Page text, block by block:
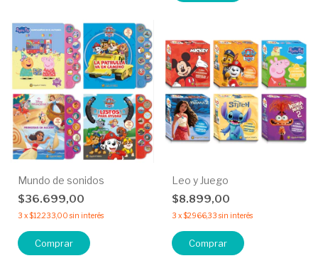
Mundo de sonidos
$36.699,00
3 x$12.233,00 sin interés
Comprar
Leo y Juego
$8.899,00
3 x$2.966,33 sin interés
Comprar